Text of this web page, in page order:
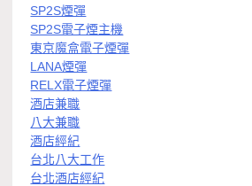
SP2S煙彈
SP2S電子煙主機
東京魔盒電子煙彈
LANA煙彈
RELX電子煙彈
酒店兼職
八大兼職
酒店經紀
台北八大工作
台北酒店經紀